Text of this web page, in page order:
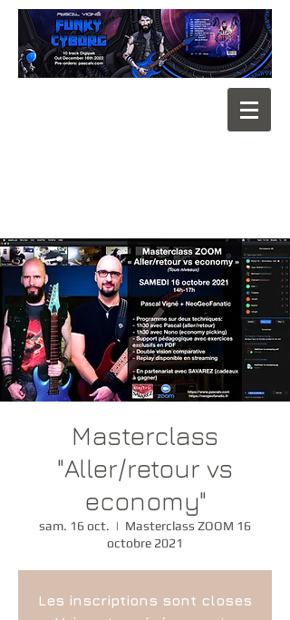
Masterclass
"Aller/retour vs
economy"
sam. 16 oct.
  |
Masterclass ZOOM 16
octobre 2021
Les inscriptions sont closes